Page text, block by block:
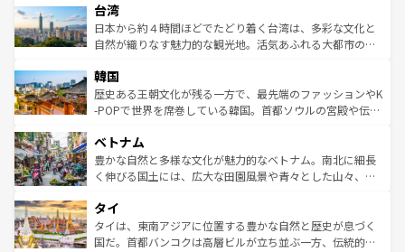
ならではの贅沢な旅のスタイルだ。 なお、新着のアメリカ
情報はコンテンツ一覧を参照してほしい。
れるおもてなしの心で訪れる人々を迎えてくれるハワイの
人々、おいしいローカルフードやハワイアンミュージッ
ク、伝統的なフラダンスなど、すべてがハワイの魅力を彩
ワイを、存分に味わってほしい。 なお、新着のハワイ情報
はコンテンツ一覧を参照してほしい。
リアリーフや大陸中央部にそびえるウルル（エアーズロッ
ク）、タスマニアの美しい原生林やケアンズの熱帯雨林な
ど、見どころがたくさん。また、カフェやワイン、オージ
いる。アクティビティも充実しており、サーフィンやダイ
ビング、ハイキングなど、アウトドア好きにはたまらな
い。オーストラリアの多彩な魅力を存分に味わいつくそ
参照してほしい。
台湾
日本から約４時間ほどでたどり着く台湾は、多彩な文化と
自然が織りなす魅力的な観光地。活気あふれる大都市の台
ン）、静ひつな山岳地帯である台湾東部など、都市の喧騒
と山間の静けさが共存しており、訪れる人に新しい発見と
驚きをもたらしてくれる。また、奥深い台湾の食文化も魅
容にもいいと評判のスイーツなど、バラエティ豊かな料理
が味わえる。 なお、新着の台湾情報は コンテンツ一覧を参
照してほしい。
韓国
歴史ある王朝文化が残る一方で、最先端のファッションやK
-POPで世界を席巻している韓国。首都ソウルの宮殿や伝統
き、地方に足を延ばせば四季折々の自然美を楽しむことが
できる。そして、キムチや焼肉、絶品のストリートフード
まで、さまざまな韓国料理が待っている。夜には、韓国な
リティに包まれながら、韓国の多彩な魅力を心ゆくまで味
わってみてほしい。 なお、新着の韓国情報はコンテンツ一
覧を参照してほしい。
ベトナム
豊かな自然と多様な文化が魅力的なベトナム。南北に細長
く伸びる国土には、広大な田園風景や青々とした山々、世
急速な発展と共に伝統が息づく。ハノイの古い町並みやホ
ーチミン市のフランス統治時代の建物も、独特の雰囲気を
醸し出している。また、バラエティの豊かさとおいしさで
タイ
タイは、東南アジアに位置する豊かな自然と歴史が息づく
国だ。首都バンコクは高層ビルが立ち並ぶ一方、伝統的な